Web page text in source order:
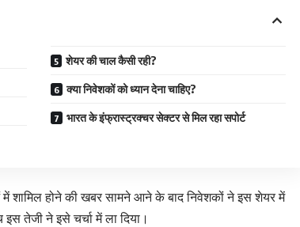
शेयर की चाल कैसी रही?
क्या निवेशकों को ध्यान देना चाहिए?
भारत के इंफ्रास्ट्रक्चर सेक्टर से मिल रहा सपोर्ट
शामिल होने की खबर सामने आने के बाद निवेशकों ने इस शेयर में
तेजी ने इसे चर्चा में ला दिया।